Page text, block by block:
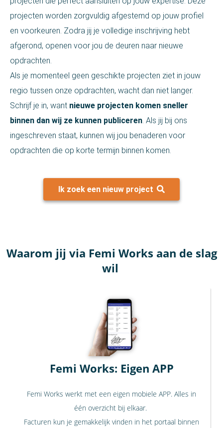
projecten worden zorgvuldig afgestemd op jouw profiel
en voorkeuren. Zodra jij je volledige inschrijving hebt
afgerond, openen voor jou de deuren naar nieuwe
opdrachten.
Als je momenteel geen geschikte projecten ziet in jouw
regio tussen onze opdrachten, wacht dan niet langer.
Schrijf je in, want nieuwe projecten komen sneller
binnen dan wij ze kunnen publiceren. Als jij bij ons
ingeschreven staat, kunnen wij jou benaderen voor
opdrachten die op korte termijn binnen komen.
Ik zoek een nieuw project
Waarom jij via Femi Works aan de slag
wil
Femi Works: Eigen APP
Femi Works werkt met een eigen mobiele APP. Alles in
één overzicht bij elkaar.
Facturen kun je gemakkelijk vinden in het portaal binnen